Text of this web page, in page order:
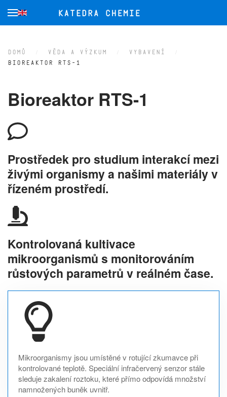
Přejít na hlavní obsah
DOMŮ VĚDA A VÝZKUM
VYBAVENÍ
BIOREAKTOR RTS-1
Bioreaktor RTS-1
Prostředek pro studium interakcí mezi
živými organismy a našimi materiály v
řízeném prostředí.
Kontrolovaná kultivace
mikroorganismů s monitorováním
růstových parametrů v reálném čase.
Mikroorganismy jsou umístěné v rotující zkumavce při
kontrolované teplotě. Speciální infračervený senzor stále
sleduje zakalení roztoku, které přímo odpovídá množství
namnožených buněk uvnitř.